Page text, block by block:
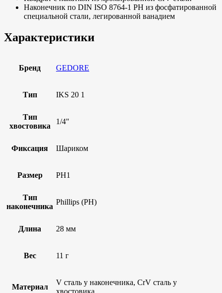
Наконечник по DIN ISO 8764-1 PH из фосфатированной
специальной стали, легированной ванадием
Характеристики
Бренд GEDORE
Тип IKS 20 1
Тип
хвостовика
1/4"
Фиксация Шариком
Размер PH1
Тип
наконечника
Phillips (PH)
Длина 28 мм
Вес 11 г
Материал
V сталь у наконечника, CrV сталь у
хвостовика